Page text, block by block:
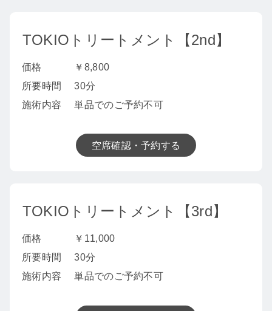
TOKIOトリートメント【2nd】
価格
￥8,800
所要時間
30分
施術内容
単品でのご予約不可
空席確認・予約する
TOKIOトリートメント【3rd】
価格
￥11,000
所要時間
30分
施術内容
単品でのご予約不可